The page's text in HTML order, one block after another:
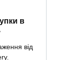
в
від